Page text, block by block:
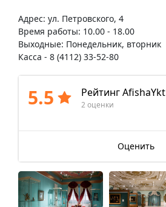
Адрес: ул. Петровского, 4
Время работы: 10.00 - 18.00
Выходные: Понедельник, вторник
Касса - 8 (4112) 33-52-80
5.5 Рейтинг AfishaYkt
2 оценки
Оценить